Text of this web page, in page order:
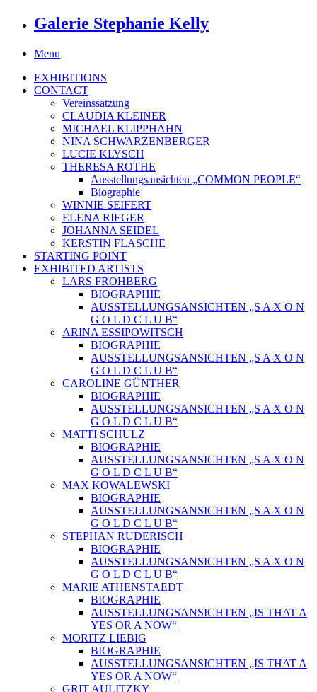
Galerie Stephanie Kelly
Menu
EXHIBITIONS
CONTACT
Vereinssatzung
CLAUDIA KLEINER
MICHAEL KLIPPHAHN
NINA SCHWARZENBERGER
LUCIE KLYSCH
THERESA ROTHE
Ausstellungsansichten „COMMON PEOPLE“
Biographie
WINNIE SEIFERT
ELENA RIEGER
JOHANNA SEIDEL
KERSTIN FLASCHE
STARTING POINT
EXHIBITED ARTISTS
LARS FROHBERG
BIOGRAPHIE
AUSSTELLUNGSANSICHTEN „S A X O N
G O L D C L U B“
ARINA ESSIPOWITSCH
BIOGRAPHIE
AUSSTELLUNGSANSICHTEN „S A X O N
G O L D C L U B“
CAROLINE GÜNTHER
BIOGRAPHIE
AUSSTELLUNGSANSICHTEN „S A X O N
G O L D C L U B“
MATTI SCHULZ
BIOGRAPHIE
AUSSTELLUNGSANSICHTEN „S A X O N
G O L D C L U B“
MAX KOWALEWSKI
BIOGRAPHIE
AUSSTELLUNGSANSICHTEN „S A X O N
G O L D C L U B“
STEPHAN RUDERISCH
BIOGRAPHIE
AUSSTELLUNGSANSICHTEN „S A X O N
G O L D C L U B“
MARIE ATHENSTAEDT
BIOGRAPHIE
AUSSTELLUNGSANSICHTEN „IS THAT A
YES OR A NOW“
MORITZ LIEBIG
BIOGRAPHIE
AUSSTELLUNGSANSICHTEN „IS THAT A
YES OR A NOW“
GRIT AULITZKY